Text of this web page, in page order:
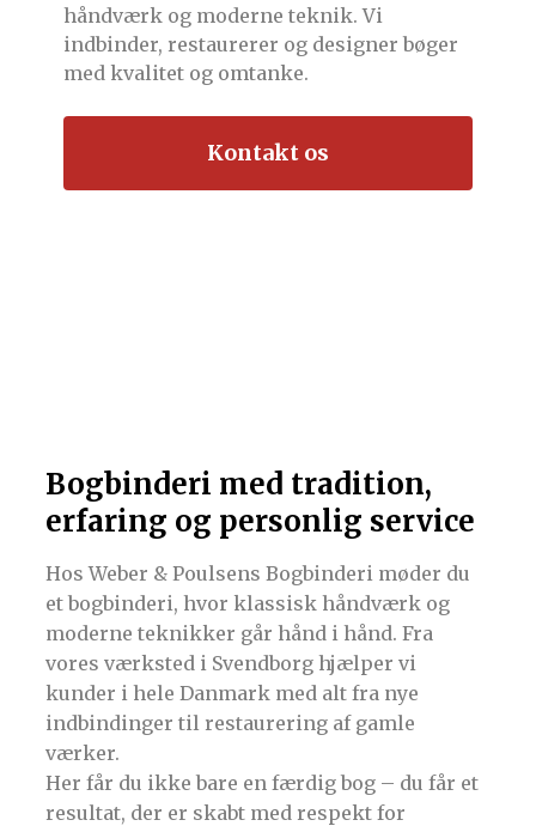
håndværk og moderne teknik. Vi
indbinder, restaurerer og designer bøger
med kvalitet og omtanke.
Kontakt os
Bogbinderi med tradition,
erfaring og personlig service
Hos Weber & Poulsens Bogbinderi møder du
et bogbinderi, hvor klassisk håndværk og
moderne teknikker går hånd i hånd. Fra
vores værksted i Svendborg hjælper vi
kunder i hele Danmark med alt fra nye
indbindinger til restaurering af gamle
værker.
Her får du ikke bare en færdig bog – du får et
resultat, der er skabt med respekt for